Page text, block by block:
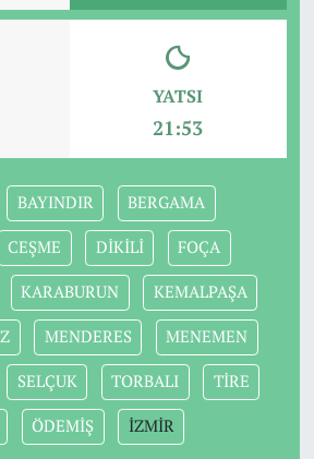
YATSI
21:53
BAYINDIR BERGAMA
CEŞME DİKİLİ FOÇA
KARABURUN KEMALPAŞA
MENDERES MENEMEN
SELÇUK TORBALI TİRE
ÖDEMİŞ İZMİR